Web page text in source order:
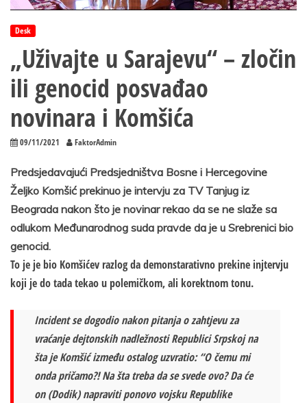
Desk
„Uživajte u Sarajevu“ – zločin
ili genocid posvađao
novinara i Komšića
09/11/2021 FaktorAdmin
Predsjedavajući Predsjedništva Bosne i Hercegovine
Željko Komšić prekinuo je intervju za TV Tanjug iz
Beograda nakon što je novinar rekao da se ne slaže sa
odlukom Međunarodnog suda pravde da je u Srebrenici bio
genocid.
To je je bio Komšićev razlog da demonstarativno prekine injtervju
koji je do tada tekao u polemičkom, ali korektnom tonu.
Incident se dogodio nakon pitanja o zahtjevu za
vraćanje dejtonskih nadležnosti Republici Srpskoj na
šta je Komšić između ostalog uzvratio: “O čemu mi
onda pričamo?! Na šta treba da se svede ovo? Da će
on (Dodik) napraviti ponovo vojsku Republike